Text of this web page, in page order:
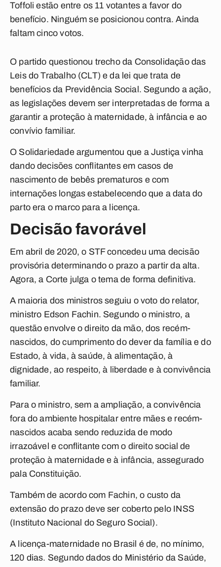
Toffoli estão entre os 11 votantes a favor do
benefício. Ninguém se posicionou contra. Ainda
faltam cinco votos.
O partido questionou trecho da Consolidação das
Leis do Trabalho (CLT) e da lei que trata de
benefícios da Previdência Social. Segundo a ação,
as legislações devem ser interpretadas de forma a
garantir a proteção à maternidade, à infância e ao
convívio familiar.
O Solidariedade argumentou que a Justiça vinha
dando decisões conflitantes em casos de
nascimento de bebês prematuros e com
internações longas estabelecendo que a data do
parto era o marco para a licença.
Decisão favorável
Em abril de 2020, o STF concedeu uma decisão
provisória determinando o prazo a partir da alta.
Agora, a Corte julga o tema de forma definitiva.
A maioria dos ministros seguiu o voto do relator,
ministro Edson Fachin. Segundo o ministro, a
questão envolve o direito da mão, dos recém-
nascidos, do cumprimento do dever da família e do
Estado, à vida, à saúde, à alimentação, à
dignidade, ao respeito, à liberdade e à convivência
familiar.
Para o ministro, sem a ampliação, a convivência
fora do ambiente hospitalar entre mães e recém-
nascidos acaba sendo reduzida de modo
irrazoável e conflitante com o direito social de
proteção à maternidade e à infância, assegurado
pala Constituição.
Também de acordo com Fachin, o custo da
extensão do prazo deve ser coberto pelo INSS
(Instituto Nacional do Seguro Social).
A licença-maternidade no Brasil é de, no mínimo,
120 dias. Segundo dados do Ministério da Saúde,